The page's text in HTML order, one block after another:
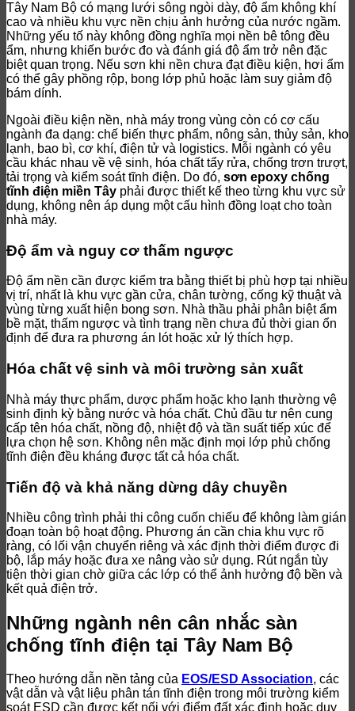
Tây Nam Bộ có mạng lưới sông ngòi dày, độ ẩm không khí
cao và nhiều khu vực nền chịu ảnh hưởng của nước ngầm.
Những yếu tố này không đồng nghĩa mọi nền bê tông đều
ẩm, nhưng khiến bước đo và đánh giá độ ẩm trở nên đặc
biệt quan trọng. Nếu sơn khi nền chưa đạt điều kiện, hơi ẩm
có thể gây phồng rộp, bong lớp phủ hoặc làm suy giảm độ
bám dính.
Ngoài điều kiện nền, nhà máy trong vùng còn có cơ cấu
ngành đa dạng: chế biến thực phẩm, nông sản, thủy sản, kho
lạnh, bao bì, cơ khí, điện tử và logistics. Mỗi ngành có yêu
cầu khác nhau về vệ sinh, hóa chất tẩy rửa, chống trơn trượt,
tải trọng và kiểm soát tĩnh điện. Do đó, sơn epoxy chống
tĩnh điện miền Tây phải được thiết kế theo từng khu vực sử
dụng, không nên áp dụng một cấu hình đồng loạt cho toàn
nhà máy.
Độ ẩm và nguy cơ thấm ngược
Độ ẩm nền cần được kiểm tra bằng thiết bị phù hợp tại nhiều
vị trí, nhất là khu vực gần cửa, chân tường, cống kỹ thuật và
vùng từng xuất hiện bong sơn. Nhà thầu phải phân biệt ẩm
bề mặt, thấm ngược và tình trạng nền chưa đủ thời gian ổn
định để đưa ra phương án lót hoặc xử lý thích hợp.
Hóa chất vệ sinh và môi trường sản xuất
Nhà máy thực phẩm, dược phẩm hoặc kho lạnh thường vệ
sinh định kỳ bằng nước và hóa chất. Chủ đầu tư nên cung
cấp tên hóa chất, nồng độ, nhiệt độ và tần suất tiếp xúc để
lựa chọn hệ sơn. Không nên mặc định mọi lớp phủ chống
tĩnh điện đều kháng được tất cả hóa chất.
Tiến độ và khả năng dừng dây chuyền
Nhiều công trình phải thi công cuốn chiếu để không làm gián
đoạn toàn bộ hoạt động. Phương án cần chia khu vực rõ
ràng, có lối vận chuyển riêng và xác định thời điểm được đi
bộ, lắp máy hoặc đưa xe nâng vào sử dụng. Rút ngắn tùy
tiện thời gian chờ giữa các lớp có thể ảnh hưởng độ bền và
kết quả điện trở.
Những ngành nên cân nhắc sàn
chống tĩnh điện tại Tây Nam Bộ
Theo hướng dẫn nền tảng của EOS/ESD Association, các
vật dẫn và vật liệu phân tán tĩnh điện trong môi trường kiểm
soát ESD cần được kết nối với điểm đất xác định hoặc duy